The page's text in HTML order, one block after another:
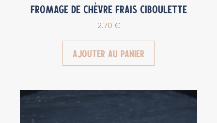
Fromage de chèvre Frais Ciboulette
2.70 €
Ajouter au panier